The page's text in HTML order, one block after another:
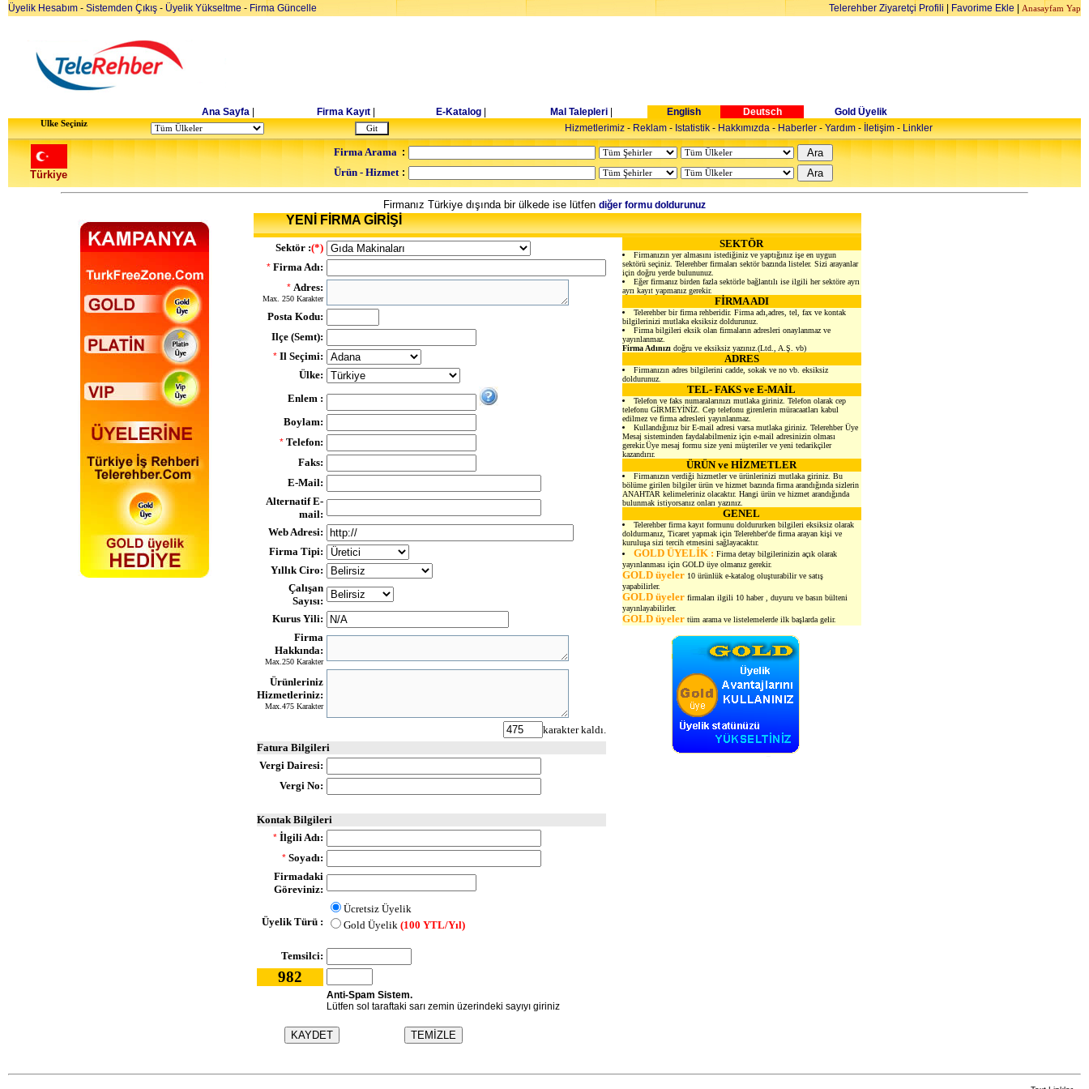
Üyelik Hesabım - Sistemden Çıkış - Üyelik Yükseltme - Firma Güncelle Telerehber Ziyaretçi Profili Favorime Ekle Anasayfam Yap
Ana Sayfa Firma Kayıt E-Katalog Mal Talepleri| English Deutsch Gold Üyelik
Ulke Seçiniz Hizmetlerimiz-Reklam-Istatistik-Hakkımızda-Haberler-Yardım-İletişim-Linkler
Türkiye
Firma Arama :
Ürün - Hizmet :
Firmanız Türkiye dışında bir ülkede ise lütfen diğer formu doldurunuz
YENİ FİRMA GİRİŞİ
Sektör :(*)
* Firma Adı:
* Adres:
Max. 250 Karakter
Posta Kodu:
Ilçe (Semt):
* Il Seçimi:
Ülke:
Enlem :
Boylam:
* Telefon:
Faks:
E-Mail:
Alternatif E-
mail:
Web Adresi:
Firma Tipi:
Yıllık Ciro:
Çalışan
Sayısı:
Kurus Yili:
Firma
Hakkında:
Max.250 Karakter
Ürünleriniz
Hizmetleriniz:
Max.475 Karakter
karakter kaldı.
Fatura Bilgileri
Vergi Dairesi:
Vergi No:
Kontak Bilgileri
* İlgili Adı:
* Soyadı:
Firmadaki
Göreviniz:
Üyelik Türü :
Ücretsiz Üyelik
Gold Üyelik (100 YTL/Yıl)
Temsilci:
982
Anti-Spam Sistem.
Lütfen sol taraftaki sarı zemin üzerindeki sayıyı giriniz
SEKTÖR
Firmanızın yer almasını istediğiniz ve yaptığınız işe en uygun
sektörü seçiniz. Telerehber firmaları sektör bazında listeler. Sizi arayanlar
için doğru yerde bulununuz.
Eğer firmanız birden fazla sektörle bağlantılı ise ilgili her sektöre ayrı
ayrı kayıt yapmanız gerekir.
FİRMA ADI
Telerehber bir firma rehberidir. Firma adı,adres, tel, fax ve kontak
bilgilerinizi mutlaka eksiksiz doldurunuz.
Firma bilgileri eksik olan firmaların adresleri onaylanmaz ve
yayınlanmaz.
Firma Adınızıdoğru ve eksiksiz yazınız.(Ltd., A.Ş. vb)
ADRES
Firmanızın adres bilgilerini cadde, sokak ve no vb. eksiksiz
doldurunuz.
TEL- FAKS ve E-MAİL
Telefon ve faks numaralarınızı mutlaka giriniz. Telefon olarak cep
telefonu GİRMEYİNİZ. Cep telefonu girenlerin müracaatları kabul
edilmez ve firma adresleri yayınlanmaz.
Kullandığınız bir E-mail adresi varsa mutlaka giriniz. Telerehber Üye
Mesaj sisteminden faydalabilmeniz için e-mail adresinizin olması
gerekir.Üye mesaj formu size yeni müşteriler ve yeni tedarikçiler
kazandırır.
ÜRÜN ve HİZMETLER
Firmanızın verdiği hizmetler ve ürünlerinizi mutlaka giriniz. Bu
bölüme girilen bilgiler ürün ve hizmet bazında firma arandığında sizlerin
ANAHTAR kelimeleriniz olacaktır. Hangi ürün ve hizmet arandığında
bulunmak istiyorsanız onları yazınız.
GENEL
Telerehber firma kayıt formunu doldururken bilgileri eksiksiz olarak
doldurmanız, Ticaret yapmak için Telerehber'de firma arayan kişi ve
kuruluşa sizi tercih etmesini sağlayacaktır.
GOLD ÜYELİK : Firma detay bilgilerinizin açık olarak
yayınlanması için GOLD üye olmanız gerekir.
GOLD üyeler 10 ürünlük e-katalog oluşturabilir ve satış
yapabilirler.
GOLD üyeler firmaları ilgili 10 haber , duyuru ve basın bülteni
yayınlayabilirler.
GOLD üyelertüm arama ve listelemelerde ilk başlarda gelir.